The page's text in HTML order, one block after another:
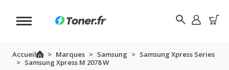
Accueil Marques Samsung
Samsung Xpress Series
Samsung Xpress M 2078 W